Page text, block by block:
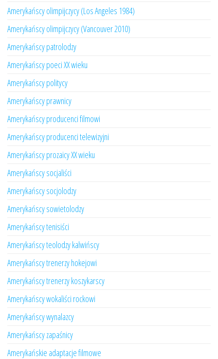
Amerykańscy olimpijczycy (Los Angeles 1984)
Amerykańscy olimpijczycy (Vancouver 2010)
Amerykańscy patrolodzy
Amerykańscy poeci XX wieku
Amerykańscy politycy
Amerykańscy prawnicy
Amerykańscy producenci filmowi
Amerykańscy producenci telewizyjni
Amerykańscy prozaicy XX wieku
Amerykańscy socjaliści
Amerykańscy socjolodzy
Amerykańscy sowietolodzy
Amerykańscy tenisiści
Amerykańscy teolodzy kalwińscy
Amerykańscy trenerzy hokejowi
Amerykańscy trenerzy koszykarscy
Amerykańscy wokaliści rockowi
Amerykańscy wynalazcy
Amerykańscy zapaśnicy
Amerykańskie adaptacje filmowe